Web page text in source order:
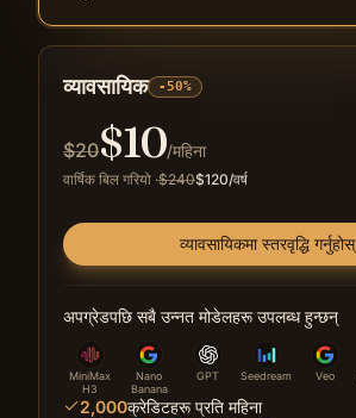
व्यावसायिक -50%
$20$10/महिना
वार्षिक बिल गरियो ·$240$120/वर्ष
व्यावसायिकमा स्तरवृद्धि गर्नुहोस्
अपग्रेडपछि सबै उन्नत मोडेलहरू उपलब्ध हुन्छन्
MiniMax
H3
Nano
Banana
GPT Seedream Veo
2,000क्रेडिटहरू प्रति महिना